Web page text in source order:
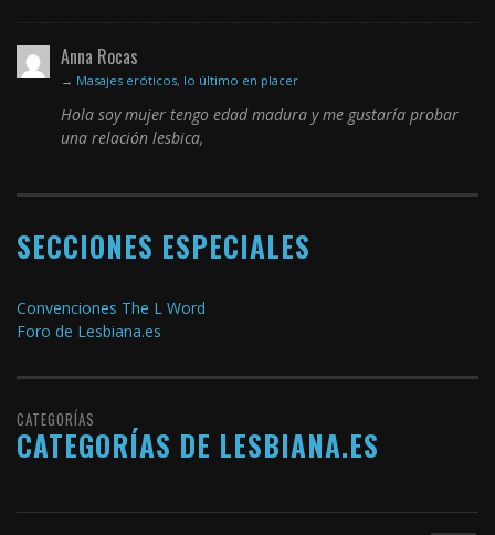
Anna Rocas
→ Masajes eróticos, lo último en placer
Hola soy mujer tengo edad madura y me gustaría probar
una relación lesbica,
SECCIONES ESPECIALES
Convenciones The L Word
Foro de Lesbiana.es
CATEGORÍAS
CATEGORÍAS DE LESBIANA.ES